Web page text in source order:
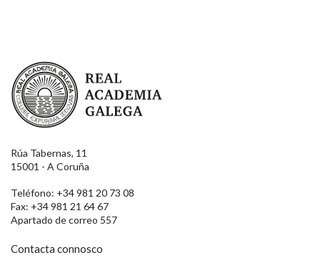
Real Academia Galega
Rúa Tabernas, 11
15001 - A Coruña
Teléfono: +34 981 20 73 08
Fax: +34 981 21 64 67
Apartado de correo 557
Contacta connosco